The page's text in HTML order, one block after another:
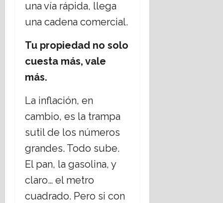
una vía rápida, llega
una cadena comercial.
Tu propiedad no solo
cuesta más, vale
más.
La inflación, en
cambio, es la trampa
sutil de los números
grandes. Todo sube.
El pan, la gasolina, y
claro… el metro
cuadrado. Pero si con